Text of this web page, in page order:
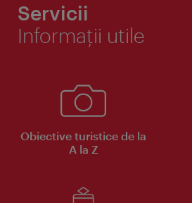
Servicii
Informaţii utile
Obiective turistice de la
A la Z